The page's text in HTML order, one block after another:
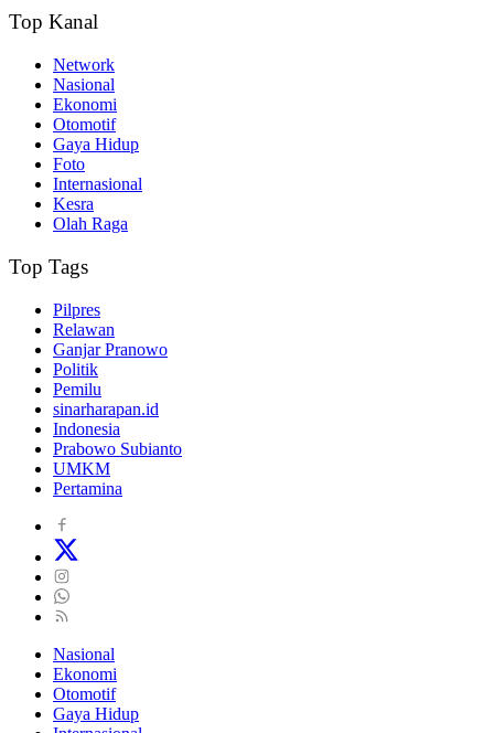
Top Kanal
Network
Nasional
Ekonomi
Otomotif
Gaya Hidup
Foto
Internasional
Kesra
Olah Raga
Top Tags
Pilpres
Relawan
Ganjar Pranowo
Politik
Pemilu
sinarharapan.id
Indonesia
Prabowo Subianto
UMKM
Pertamina
Nasional
Ekonomi
Otomotif
Gaya Hidup